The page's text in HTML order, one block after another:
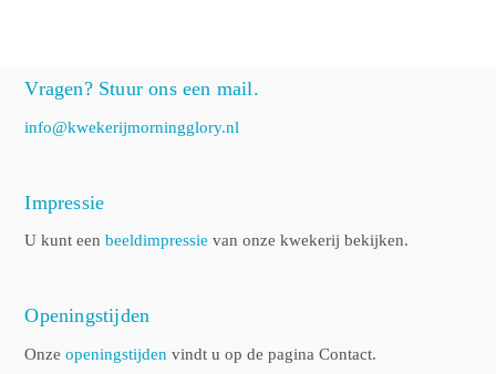
Vragen? Stuur ons een mail.
info@kwekerijmorningglory.nl
Impressie
U kunt eenbeeldimpressie van onze kwekerij bekijken.
Openingstijden
Onzeopeningstijden vindt u op de pagina Contact.